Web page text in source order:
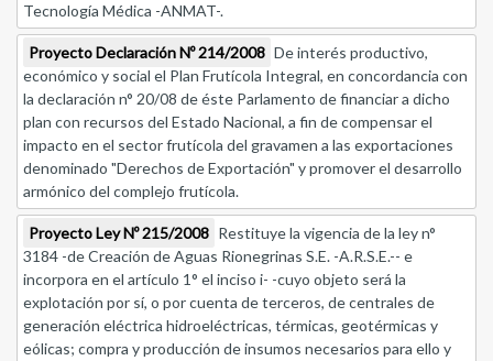
Tecnología Médica -ANMAT-.
Proyecto Declaración Nº 214/2008 De interés productivo,
económico y social el Plan Frutícola Integral, en concordancia con
la declaración n° 20/08 de éste Parlamento de financiar a dicho
plan con recursos del Estado Nacional, a fin de compensar el
impacto en el sector frutícola del gravamen a las exportaciones
denominado "Derechos de Exportación" y promover el desarrollo
armónico del complejo frutícola.
Proyecto Ley Nº 215/2008 Restituye la vigencia de la ley n°
3184 -de Creación de Aguas Rionegrinas S.E. -A.R.S.E.-- e
incorpora en el artículo 1° el inciso i- -cuyo objeto será la
explotación por sí, o por cuenta de terceros, de centrales de
generación eléctrica hidroeléctricas, térmicas, geotérmicas y
eólicas; compra y producción de insumos necesarios para ello y